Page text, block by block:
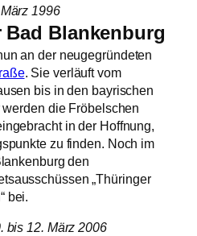
1996
Blankenburg
an der neugegründeten
. Sie verläuft vom
bis in den bayrischen
die Fröbelschen
in der Hoffnung,
zu finden. Noch im
den
„Thüringer
bei.
bis 12. März 2006